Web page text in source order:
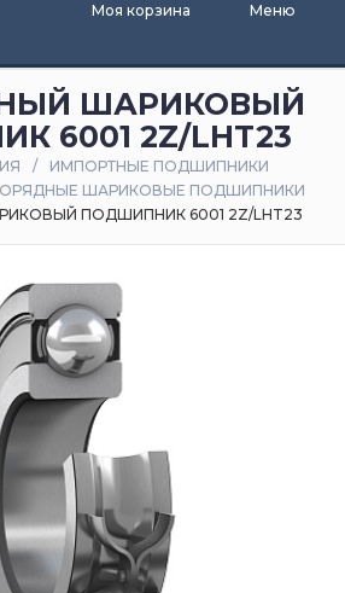
Моя корзина Меню
ШАРИКОВЫЙ
6001 2Z/LHT23
ИМПОРТНЫЕ ПОДШИПНИКИ
ШАРИКОВЫЕ ПОДШИПНИКИ
ПОДШИПНИК 6001 2Z/LHT23